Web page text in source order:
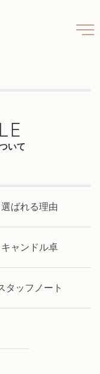
いて
選ばれる理由
キャンドル卓
タッフノート